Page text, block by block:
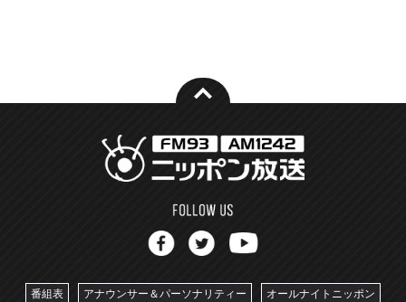
番組表 アナウンサー＆パーソナリティー オールナイトニッポン